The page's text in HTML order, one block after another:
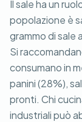
Il sale ha un
popolazione è
grammo di sale
Si
consumano in
panini (28%),
pronti. Chi
industriali può